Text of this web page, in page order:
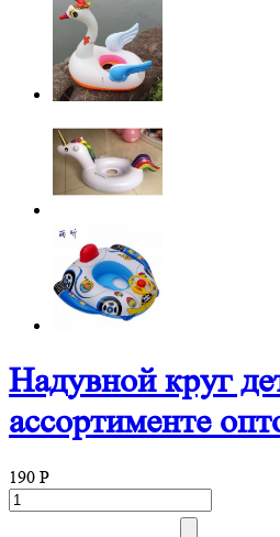
Надувной круг
ассортименте
190 P